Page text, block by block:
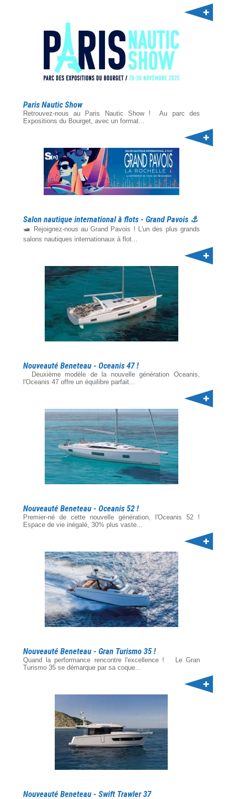
Paris Nautic Show
Retrouvez-nous au Paris Nautic Show ! Au parc des
Expositions du Bourget, avec un format...
Salon nautique international à flots - Grand Pavois ⚓️
🛥️ Rejoignez-nous au Grand Pavois ! L'un des plus grands
salons nautiques internationaux à flot...
Nouveauté Beneteau - Oceanis 47 !
Deuxième modèle de la nouvelle génération Oceanis,
l'Oceanis 47 offre un équilibre parfait...
Nouveauté Beneteau - Oceanis 52 !
Premier-né de cette nouvelle génération, l'Oceanis 52 !
Espace de vie inégalé, 30% plus vaste...
Nouveauté Beneteau - Gran Turismo 35 !
Quand la performance rencontre l'excellence ! Le Gran
Turismo 35 se démarque par sa coque...
Nouveauté Beneteau - Swift Trawler 37